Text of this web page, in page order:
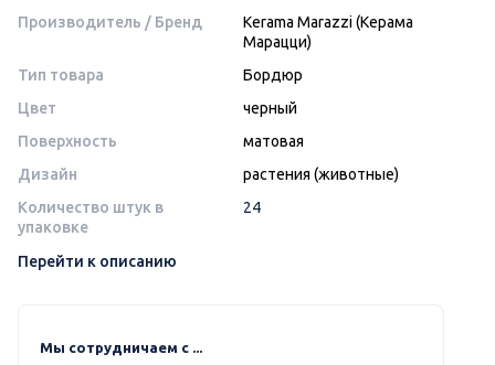
Производитель / Бренд
Kerama Marazzi (Керама
Марацци)
Тип товара
Бордюр
Цвет
черный
Поверхность
матовая
Дизайн
растения (животные)
Количество штук в
упаковке
24
Перейти к описанию
Мы сотрудничаем с ...